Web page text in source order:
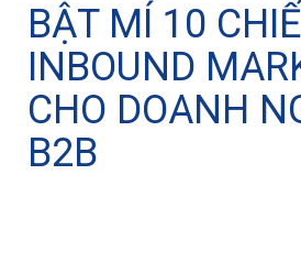
BẬT MÍ 10
INBOUND
CHO DOANH
B2B